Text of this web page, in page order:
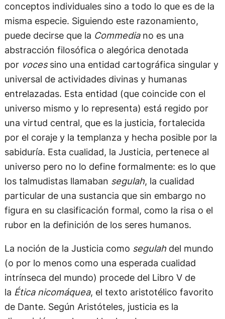
conceptos individuales sino a todo lo que es de la
misma especie. Siguiendo este razonamiento,
puede decirse que la Commedia no es una
abstracción filosófica o alegórica denotada
por vocessino una entidad cartográfica singular y
universal de actividades divinas y humanas
entrelazadas. Esta entidad (que coincide con el
universo mismo y lo representa) está regido por
una virtud central, que es la justicia, fortalecida
por el coraje y la templanza y hecha posible por la
sabiduría. Esta cualidad, la Justicia, pertenece al
universo pero no lo define formalmente: es lo que
los talmudistas llamaban segulah, la cualidad
particular de una sustancia que sin embargo no
figura en su clasificación formal, como la risa o el
rubor en la definición de los seres humanos.
La noción de la Justicia como segulahdel mundo
(o por lo menos como una esperada cualidad
intrínseca del mundo) procede del Libro V de
la Ética nicomáquea, el texto aristotélico favorito
de Dante. Según Aristóteles, justicia es la